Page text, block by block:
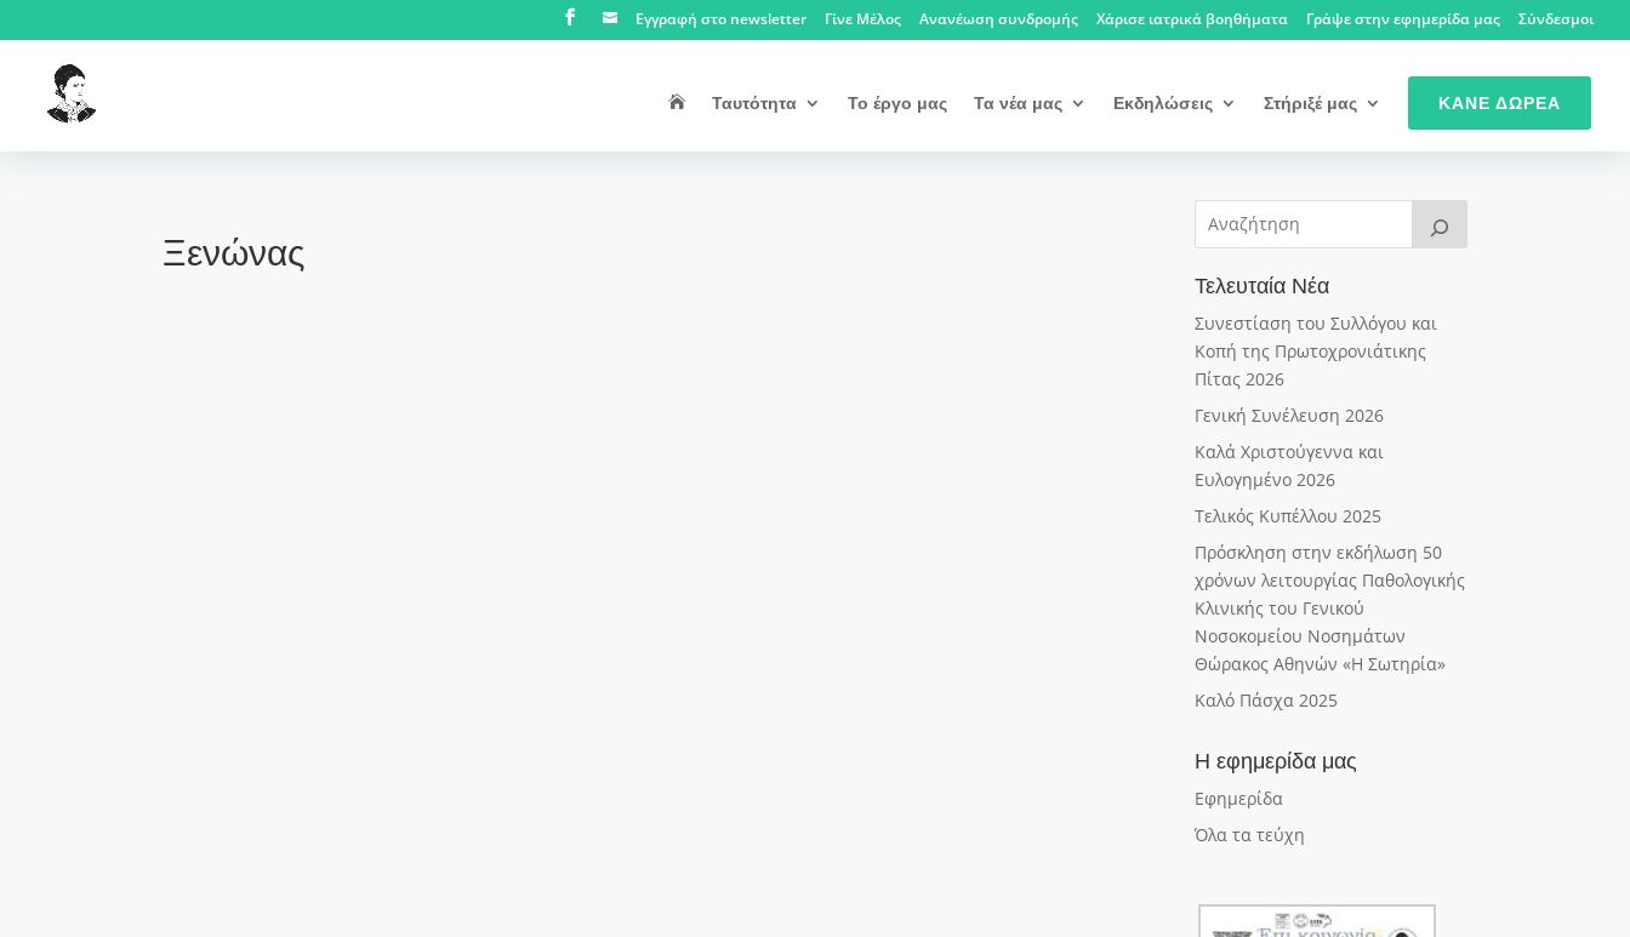
 Εγγραφή στο newsletter Γίνε Μέλος Ανανέωση συνδρομής Χάρισε ιατρικά βοηθήματα Γράψε στην εφημερίδα μας Σύνδεσμοι
 Ταυτότητα Το έργο μας Τα νέα μας Εκδηλώσεις Στήριξέ μας ΚΆΝΕ ΔΩΡΕΆ
Ξενώνας
Τελευταία Νέα
Συνεστίαση του Συλλόγου και
Κοπή της Πρωτοχρονιάτικης
Πίτας 2026
Γενική Συνέλευση 2026
Καλά Χριστούγεννα και
Ευλογημένο 2026
Τελικός Κυπέλλου 2025
Πρόσκληση στην εκδήλωση 50
χρόνων λειτουργίας Παθολογικής
Κλινικής του Γενικού
Νοσοκομείου Νοσημάτων
Θώρακος Αθηνών «Η Σωτηρία»
Καλό Πάσχα 2025
Η εφημερίδα μας
Εφημερίδα
Όλα τα τεύχη